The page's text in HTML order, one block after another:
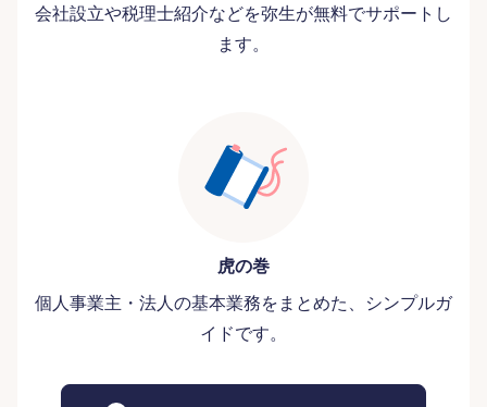
会社設立や税理士紹介などを弥生が無料でサポートし
ます。
虎の巻
個人事業主・法人の基本業務をまとめた、シンプルガ
イドです。